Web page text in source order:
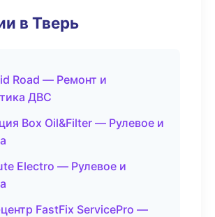
в Тверь
Road — Ремонт и
ДВС
Box Oil&Filter — Рулевое и
Electro — Рулевое и
FastFix ServicePro —